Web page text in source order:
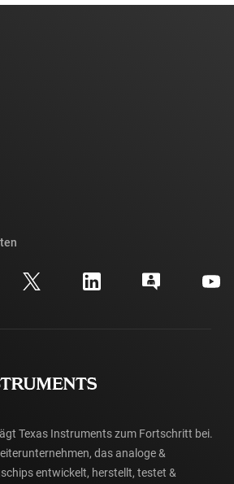
Foren
zu Bestellungen
Texas Instruments zum Fortschritt bei.
das analoge &
entwickelt, herstellt, testet &